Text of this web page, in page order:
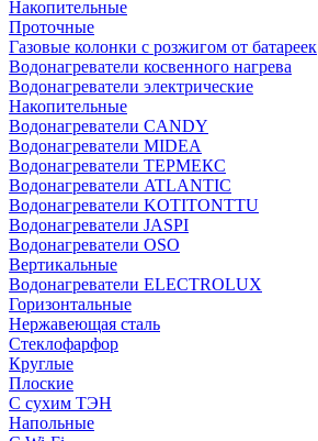
Накопительные
Проточные
Газовые колонки с розжигом от батареек
Водонагреватели косвенного нагрева
Водонагреватели электрические
Накопительные
Водонагреватели CANDY
Водонагреватели MIDEA
Водонагреватели ТЕРМЕКС
Водонагреватели ATLANTIC
Водонагреватели KOTITONTTU
Водонагреватели JASPI
Водонагреватели OSO
Вертикальные
Водонагреватели ELECTROLUX
Горизонтальные
Нержавеющая сталь
Стеклофарфор
Круглые
Плоские
С сухим ТЭН
Напольные